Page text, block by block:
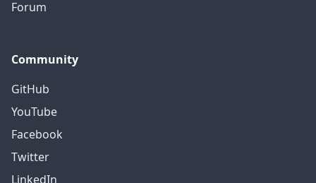
Forum
Community
GitHub
YouTube
Facebook
Twitter
LinkedIn